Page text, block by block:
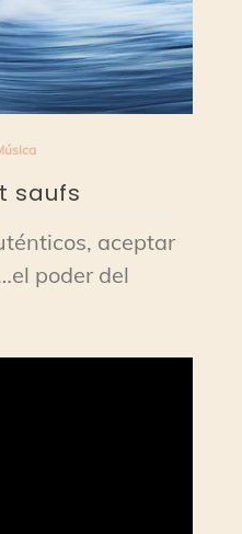
saufs
aceptar
poder del